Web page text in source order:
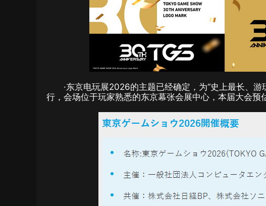
·东京电玩展2026的主题已经确定，为“史上最长、
行，会场位于玩家熟悉的东京幕张会展中心，本届大会预